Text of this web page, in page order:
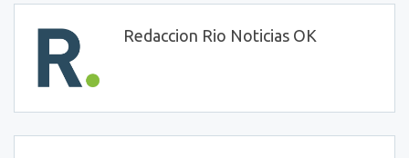
Redaccion Rio Noticias OK